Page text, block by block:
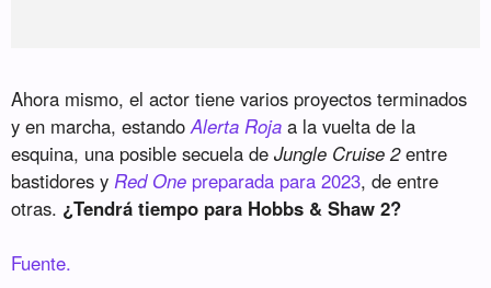
Ahora mismo, el actor tiene varios proyectos terminados
y en marcha, estandoAlerta Roja a la vuelta de la
esquina, una posible secuela deJungle Cruise 2entre
bastidores y Red One preparada para 2023, de entre
otras. ¿Tendrá tiempo para Hobbs & Shaw 2?
Fuente.